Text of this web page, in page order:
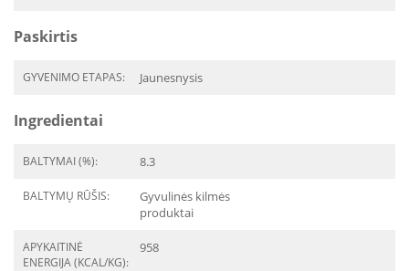
Paskirtis
GYVENIMO ETAPAS: Jaunesnysis
Ingredientai
BALTYMAI (%): 8.3
BALTYMŲ RŪŠIS:
Gyvulinės kilmės
produktai
APYKAITINĖ
ENERGIJA (KCAL/KG):
958